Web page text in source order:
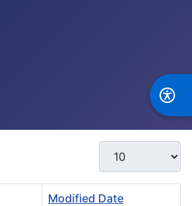
Display #
Modified Date